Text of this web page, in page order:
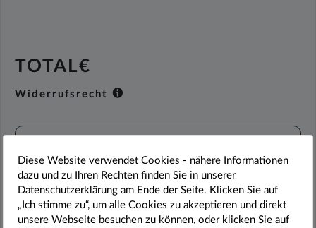
TOTAL€
Widerrufsrecht
ZUR KASSA
Diese Website verwendet Cookies - nähere Informationen
dazu und zu Ihren Rechten finden Sie in unserer
Datenschutzerklärung am Ende der Seite. Klicken Sie auf
„Ich stimme zu“, um alle Cookies zu akzeptieren und direkt
unsere Webseite besuchen zu können, oder klicken Sie auf